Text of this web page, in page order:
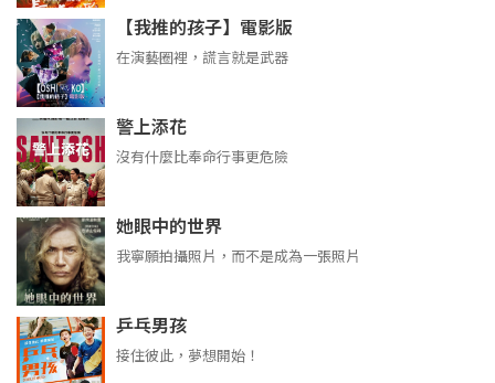
【我推的孩子】電影版
在演藝圈裡，謊言就是武器
警上添花
沒有什麼比奉命行事更危險
她眼中的世界
我寧願拍攝照片，而不是成為一張照片
乒乓男孩
接住彼此，夢想開始！